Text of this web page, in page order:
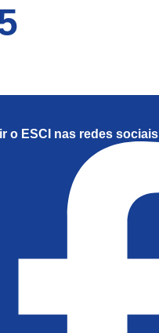
o ESCI nas redes sociais